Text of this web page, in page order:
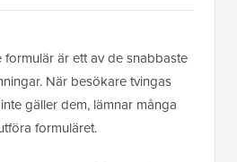
är ett av de snabbaste
När besökare tvingas
gäller dem, lämnar många
formuläret.